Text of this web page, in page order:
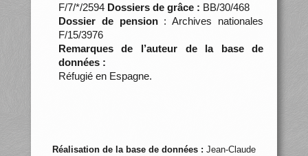
F/7/*/2594 Dossiers de grâce : BB/30/468
Dossier de pension: Archives nationales
F/15/3976
Remarques de l’auteur de la base de
données :
Réfugié en Espagne.
Réalisation de la base de données : Jean-Claude